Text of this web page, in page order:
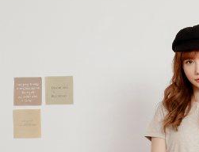
1.本服務係由「台灣大哥大股份有限公司
用戶於交易時，得透過本服務購買商品或
買賣價金債權讓與本公司後，依約使用本
2.基於同意付款使用「大哥付你分期」之
資料（包含姓名、電話或地址）提供予台
由本公司與您本人進行分期帳單所需資料
3.完整用戶服務條款，請詳閱以下連結：
３．收到繳費通知簡訊後14天內，點擊此
ATM／網路銀行／等多元方式進行付款，
※ 請注意：結帳手續完成當下不需立刻繳
購買商品的店家。未經商家同意取消之訂
後付繳納相關費用。
※ 交易是否成功請以「AFTEE先享後付 」
是否繳費成功／繳費後需取消欲退款等相
客戶支援中心」
https://
付款後萊爾富取貨
每筆NT$122